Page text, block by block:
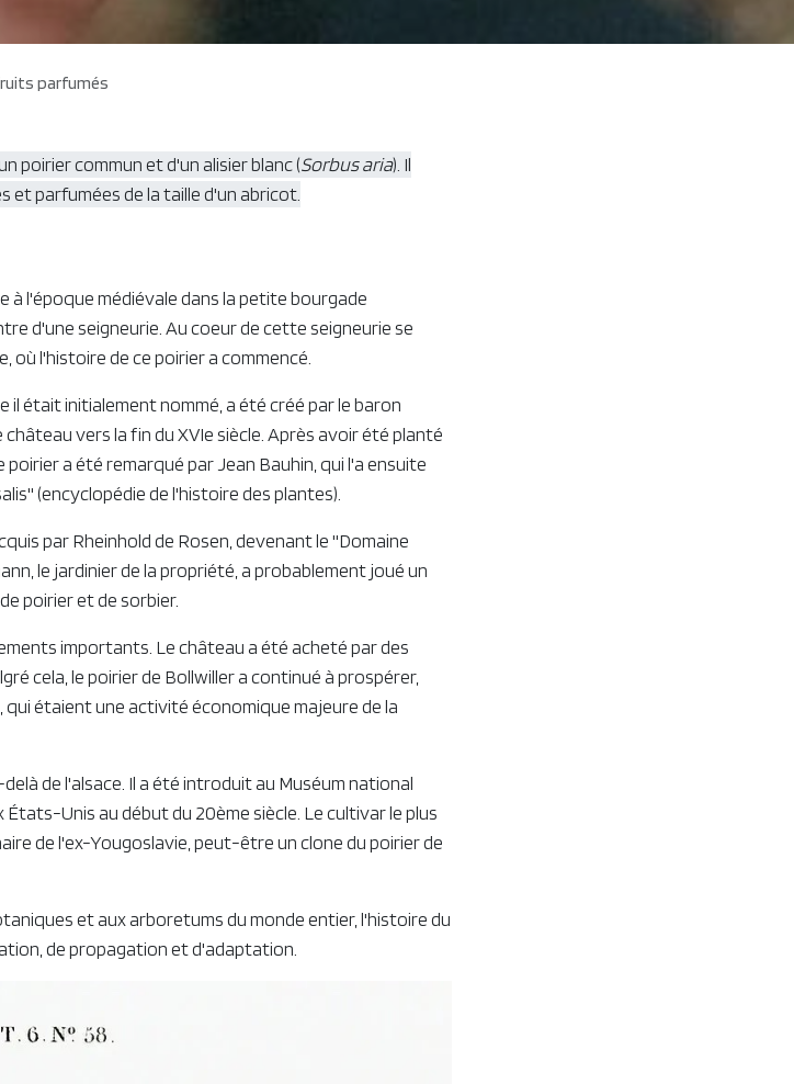
parfumés
poirier commun et d'un alisier blanc (Sorbus aria). Il
et parfumées de la taille d'un abricot.
à l'époque médiévale dans la petite bourgade
d'une seigneurie. Au coeur de cette seigneurie se
l'histoire de ce poirier a commencé.
il était initialement nommé, a été créé par le baron
vers la fin du XVIe siècle. Après avoir été planté
a été remarqué par Jean Bauhin, qui l'a ensuite
(encyclopédie de l'histoire des plantes).
par Rheinhold de Rosen, devenant le "Domaine
le jardinier de la propriété, a probablement joué un
poirier et de sorbier.
importants. Le château a été acheté par des
cela, le poirier de Bollwiller a continué à prospérer,
étaient une activité économique majeure de la
de l'alsace. Il a été introduit au Muséum national
Unis au début du 20ème siècle. Le cultivar le plus
de l'ex-Yougoslavie, peut-être un clone du poirier de
et aux arboretums du monde entier, l'histoire du
de propagation et d'adaptation.